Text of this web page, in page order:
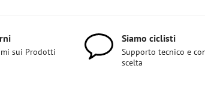
sui Prodotti
Siamo ciclisti
Supporto tecnico e
scelta